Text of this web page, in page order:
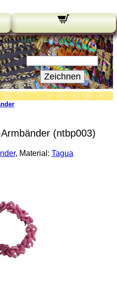
Unsere Newsletter:
Ihre E-Mail:
Zeichnen
(ntbp003)
, Material: Tagua